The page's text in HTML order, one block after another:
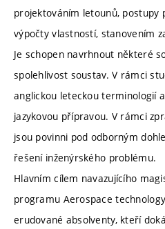
projektováním letounů, postupy
výpočty vlastností, stanovením
Je schopen navrhnout některé
spolehlivost soustav. V rámci
anglickou leteckou terminologií
jazykovou přípravou. V rámci
jsou povinni pod odborným
řešení inženýrského problému.
Hlavním cílem navazujícího
programu Aerospace
erudované absolventy, kteří